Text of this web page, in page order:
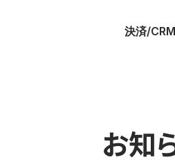
決済/CRM
お知